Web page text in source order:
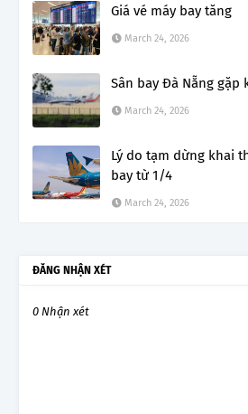
Giá vé máy bay tăng
March 24, 2026
Sân bay Đà Nẵng gặp
March 24, 2026
Lý do tạm dừng khai
bay từ 1/4
March 24, 2026
ĐĂNG NHẬN XÉT
0 Nhận xét